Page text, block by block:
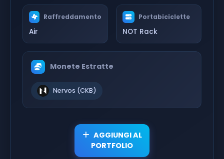
Raffreddamento
Air
Portabiciclette
NOT Rack
Monete Estratte
Nervos (CKB)
AGGIUNGI AL
PORTFOLIO